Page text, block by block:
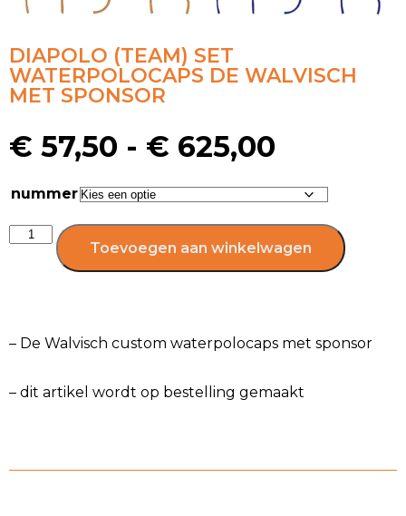
DIAPOLO (TEAM) SET
WATERPOLOCAPS DE WALVISCH
MET SPONSOR
€ 57,50 - € 625,00
nummer
Toevoegen aan winkelwagen
– De Walvisch custom waterpolocaps met sponsor
– dit artikel wordt op bestelling gemaakt